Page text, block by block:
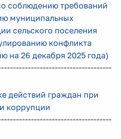
соблюдению требований
муниципальных
сельского поселения
конфликта
на 26 декабря 2025 года)
действий граждан при
коррупции